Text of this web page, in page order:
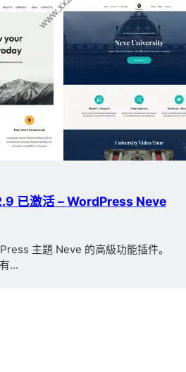
已激活 – WordPress Neve
主題 Neve 的高級功能插件。
...